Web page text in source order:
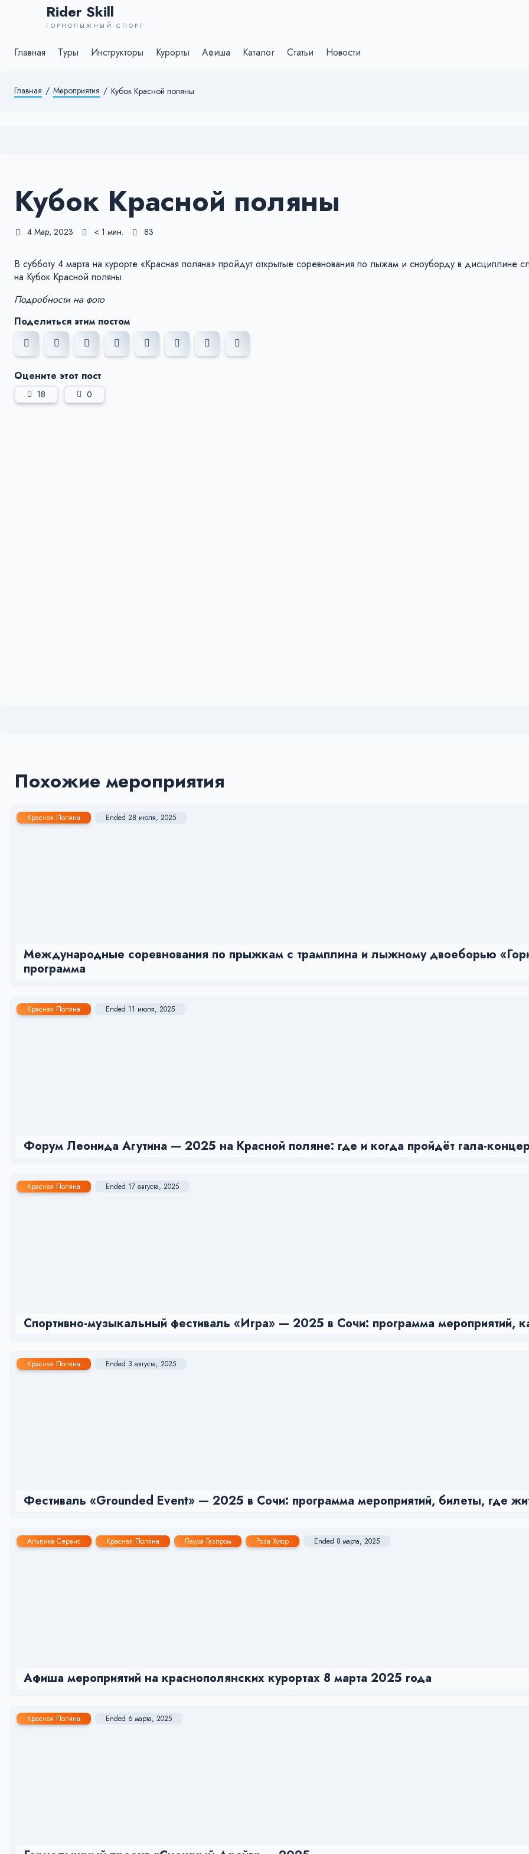
Rider Skill
ГОРНОЛЫЖНЫЙ СПОРТ
Главная Туры Инструкторы Курорты Афиша Каталог Статьи Новости
Главная / Мероприятия / Кубок Красной поляны
Кубок Красной поляны
4 Мар, 2023 < 1 мин. 83
В субботу 4 марта на курорте «Красная поляна» пройдут открытые соревнования по лыжам и сноуборду в дисциплине
на Кубок Красной поляны.
Подробности на фото
Поделиться этим постом
Оцените этот пост
18 0
Похожие мероприятия
Красная Поляна Ended 28 июля, 2025
Международные соревнования по прыжкам с трамплина и лыжному двоеборью
программа
Красная Поляна Ended 11 июля, 2025
Форум Леонида Агутина — 2025 на Красной поляне: где и когда пройдёт гала-
Красная Поляна Ended 17 августа, 2025
Спортивно-музыкальный фестиваль «Игра» — 2025 в Сочи: программа мероприятий,
Красная Поляна Ended 3 августа, 2025
Фестиваль «Grounded Event» — 2025 в Сочи: программа мероприятий, билеты, где
Альпика Сервис Красная Поляна Лаура Газпром Роза Хутор Ended 8 марта, 2025
Афиша мероприятий на краснополянских курортах 8 марта 2025 года
Красная Поляна Ended 6 марта, 2025